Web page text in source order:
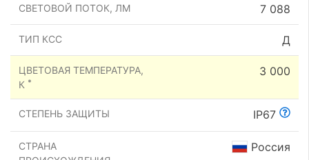
СВЕТОВОЙ ПОТОК, ЛМ 7 088
ТИП КСС Д
ЦВЕТОВАЯ ТЕМПЕРАТУРА,
К *
3 000
СТЕПЕНЬ ЗАЩИТЫ IP67
СТРАНА
Россия